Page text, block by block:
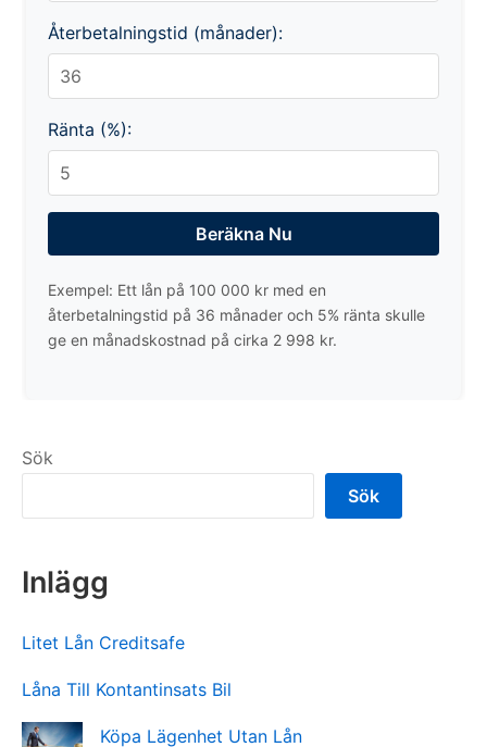
Återbetalningstid (månader):
Ränta (%):
Beräkna Nu
Exempel: Ett lån på 100 000 kr med en
återbetalningstid på 36 månader och 5% ränta skulle
ge en månadskostnad på cirka 2 998 kr.
Sök
Sök
Inlägg
Litet Lån Creditsafe
Låna Till Kontantinsats Bil
Köpa Lägenhet Utan Lån